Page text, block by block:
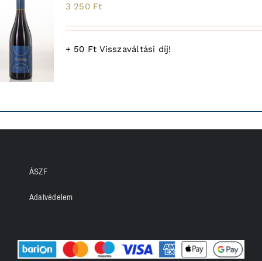
3 250 Ft
+ 50 Ft Visszaváltási díj!
ÁSZF
Adatvédelem